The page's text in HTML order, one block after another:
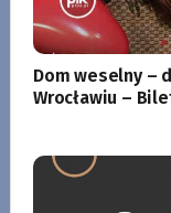
Dom weselny –
Wrocławiu –